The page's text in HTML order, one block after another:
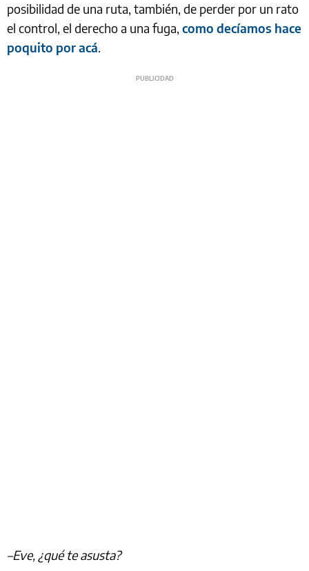
posibilidad de una ruta, también, de perder por un rato
el control, el derecho a una fuga, como decíamos hace
poquito por acá.
–Eve, ¿qué te asusta?